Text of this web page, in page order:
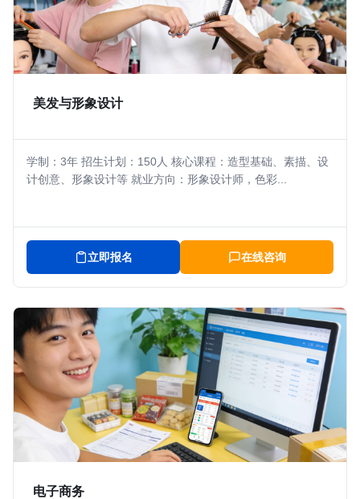
美发与形象设计
学制：3年 招生计划：150人 核心课程：造型基础、素描、设
计创意、形象设计等 就业方向：形象设计师，色彩...
立即报名 在线咨询
电子商务